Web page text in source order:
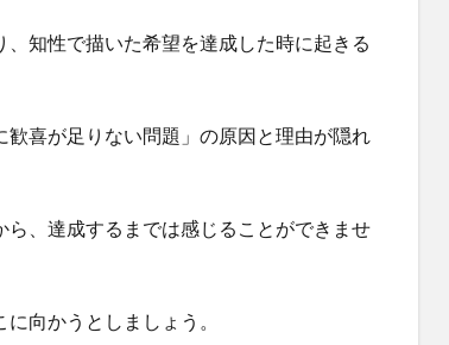
知性で描いた希望を達成した時に起きる
喜が足りない問題」の原因と理由が隠れ
、達成するまでは感じることができませ
向かうとしましょう。